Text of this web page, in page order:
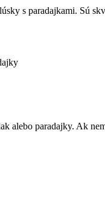
s paradajkami. Sú
alebo paradajky. Ak